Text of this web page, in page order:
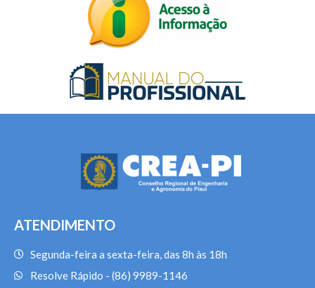
ATENDIMENTO
Segunda-feira a sexta-feira, das 8h às 18h
Resolve Rápido - (86) 9989-1146